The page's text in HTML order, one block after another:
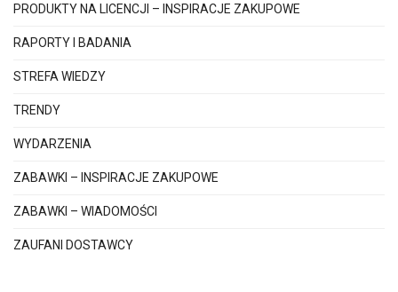
PRODUKTY NA LICENCJI – INSPIRACJE ZAKUPOWE
RAPORTY I BADANIA
STREFA WIEDZY
TRENDY
WYDARZENIA
ZABAWKI – INSPIRACJE ZAKUPOWE
ZABAWKI – WIADOMOŚCI
ZAUFANI DOSTAWCY